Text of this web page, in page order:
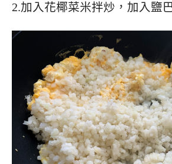
2.加入花椰菜米拌炒，加入鹽